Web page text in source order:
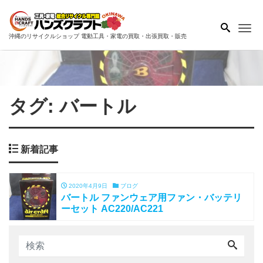
沖縄のリサイクルショップ 電動工具・家電の買取・出張買取・販売
タグ:バートル
新着記事
2020年4月9日 ブログ
バートル ファンウェア用ファン・バッテリ
ーセット AC220/AC221